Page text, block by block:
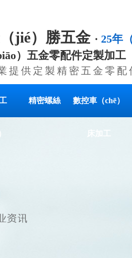
jié）勝五金 · 25年
）五金零配件定製加工
提供定製精密五金零
精密螺絲 數控車（chē）
床加工